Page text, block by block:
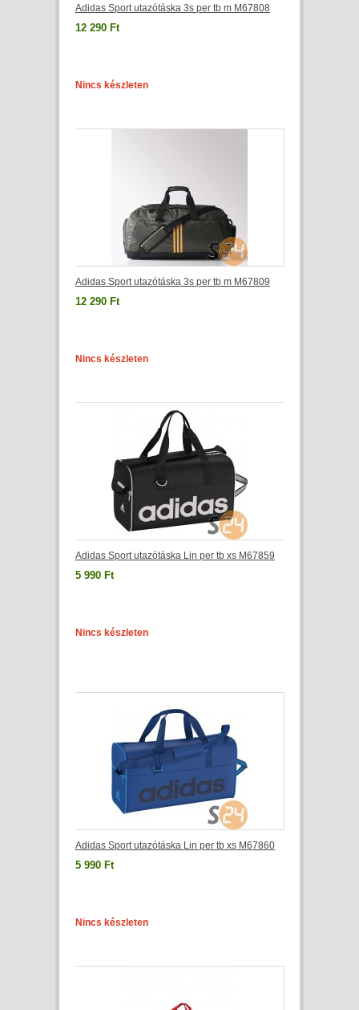
Adidas Sport utazótáska 3s per tb m M67808
12 290 Ft
Nincs készleten
Adidas Sport utazótáska 3s per tb m M67809
12 290 Ft
Nincs készleten
Adidas Sport utazótáska Lin per tb xs M67859
5 990 Ft
Nincs készleten
Adidas Sport utazótáska Lin per tb xs M67860
5 990 Ft
Nincs készleten